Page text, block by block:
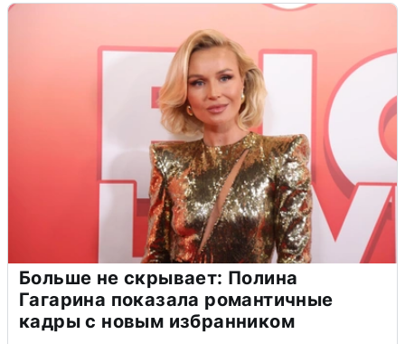
Больше не скрывает: Полина
Гагарина показала романтичные
кадры с новым избранником